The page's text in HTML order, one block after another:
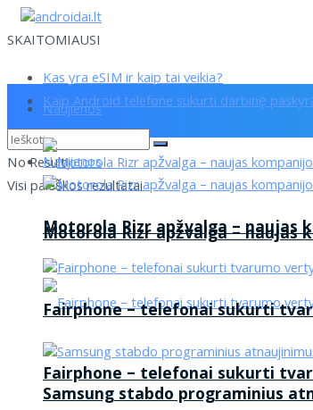
SKAITOMIAUSI
Kas yra eSIM ir kaip tai veikia?
Kaip Android telefone sukurti darbinę
No Result
Visi paieškos rezultatai
Naujienos
Motorola Rizr apžvalga – naujas
Fairphone – telefonai sukurti
Naujienos
Motorola Rizr apžvalga – naujas
Fairphone – telefonai sukurti
Samsung stabdo programinius